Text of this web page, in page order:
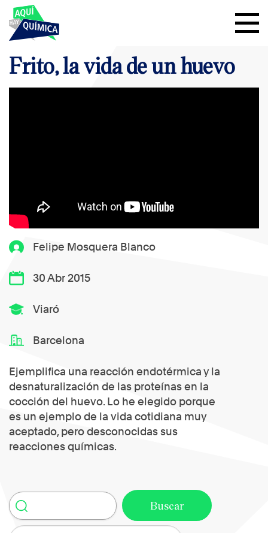
Felipe Mosquera Blanco
30 Abr 2015
Viaró
Barcelona
Ejemplifica una reacción endotérmica y la
desnaturalización de las proteínas en la
cocción del huevo. Lo he elegido porque
es un ejemplo de la vida cotidiana muy
aceptado, pero desconocidas sus
reacciones químicas.
Frito, la vida de un huevo